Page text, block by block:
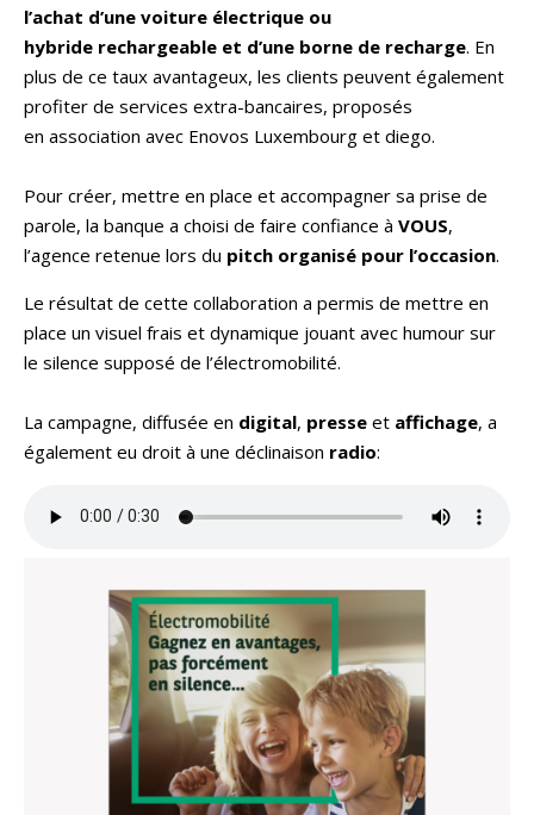
l’achat d’une voiture électrique ou
hybride rechargeable et d’une borne de recharge. En
plus de ce taux avantageux, les clients peuvent également
profiter de services extra-bancaires, proposés
en association avec Enovos Luxembourg et diego.
Pour créer, mettre en place et accompagner sa prise de
parole, la banque a choisi de faire confiance à VOUS,
l’agence retenue lors du pitch organisé pour l’occasion.
Le résultat de cette collaboration a permis de mettre en
place un visuel frais et dynamique jouant avec humour sur
le silence supposé de l’électromobilité.
La campagne, diffusée en digital, presse et affichage, a
également eu droit à une déclinaison radio: